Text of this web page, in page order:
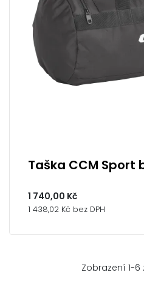
Taška CCM Sport
1 740,00 Kč
1 438,02 Kč bez DPH
Zobrazení 1-6